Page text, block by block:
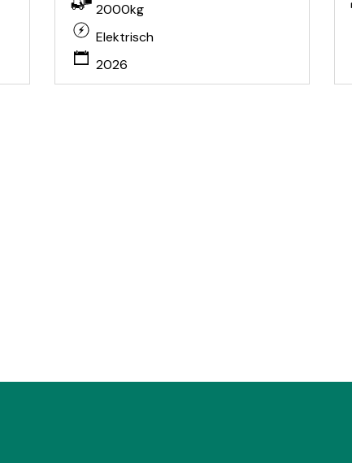
2000kg
Elektrisch
2026